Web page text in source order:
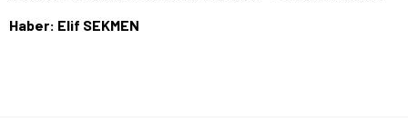
Haber: Elif SEKMEN